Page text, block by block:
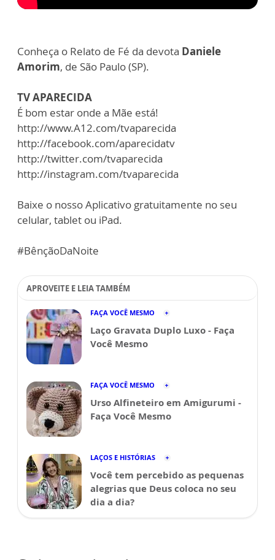
Conheça o Relato de Fé da devota Daniele
Amorim, de São Paulo (SP).
TV APARECIDA
É bom estar onde a Mãe está!
http://www.A12.com/tvaparecida
http://facebook.com/aparecidatv
http://twitter.com/tvaparecida
http://instagram.com/tvaparecida
Baixe o nosso Aplicativo gratuitamente no seu
celular, tablet ou iPad.
#BênçãoDaNoite
APROVEITE E LEIA TAMBÉM
FAÇA VOCÊ MESMO
Laço Gravata Duplo Luxo - Faça
Você Mesmo
FAÇA VOCÊ MESMO
Urso Alfineteiro em Amigurumi -
Faça Você Mesmo
LAÇOS E HISTÓRIAS
Você tem percebido as pequenas
alegrias que Deus coloca no seu
dia a dia?